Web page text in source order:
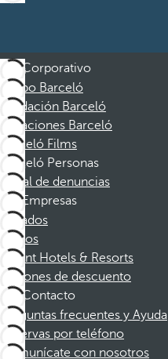
Corporativo
Grupo Barceló
Fundación Barceló
Vacaciones Barceló
Barceló Films
Barceló Personas
Canal de denuncias
Empresas
Afiliados
Socios
Dorint Hotels & Resorts
Cupones de descuento
Contacto
Preguntas frecuentes y Ayuda
Reservas por teléfono
Comunícate con nosotros